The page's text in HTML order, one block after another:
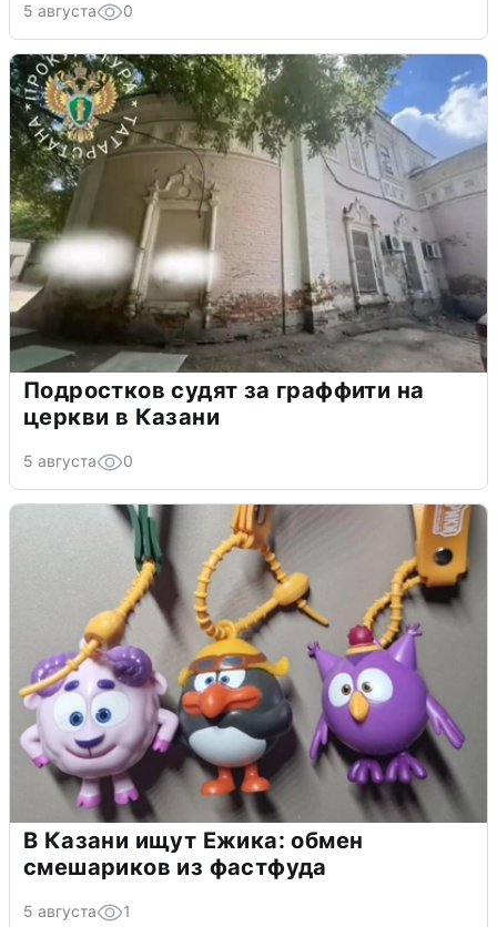
5 августа 0
Подростков судят за граффити на
церкви в Казани
5 августа 0
В Казани ищут Ежика: обмен
смешариков из фастфуда
5 августа 1